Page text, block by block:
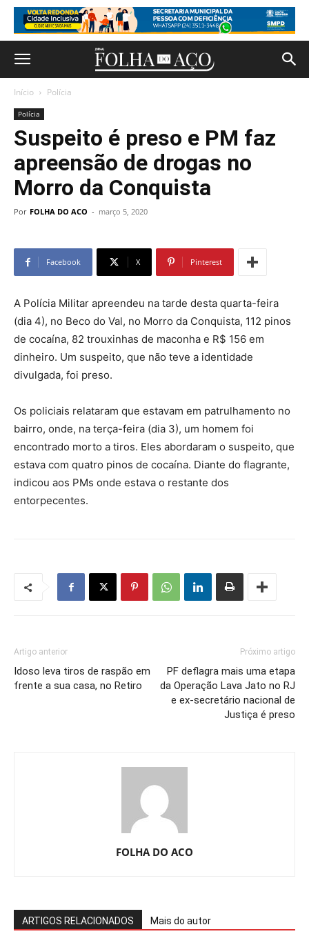
Início Polícia
Polícia
Suspeito é preso e PM faz
apreensão de drogas no
Morro da Conquista
Por FOLHA DO ACO - março 5, 2020
Facebook X Pinterest
A Polícia Militar apreendeu na tarde desta quarta-feira
(dia 4), no Beco do Val, no Morro da Conquista, 112 pinos
de cocaína, 82 trouxinhas de maconha e R$ 156 em
dinheiro. Um suspeito, que não teve a identidade
divulgada, foi preso.
Os policiais relataram que estavam em patrulhamento no
bairro, onde, na terça-feira (dia 3), um homem foi
encontrado morto a tiros. Eles abordaram o suspeito, que
estava com quatro pinos de cocaína. Diante do flagrante,
indicou aos PMs onde estava o restante dos
entorpecentes.
Artigo anterior
Idoso leva tiros de raspão em
frente a sua casa, no Retiro
Próximo artigo
PF deflagra mais uma etapa
da Operação Lava Jato no RJ
e ex-secretário nacional de
Justiça é preso
FOLHA DO ACO
ARTIGOS RELACIONADOS Mais do autor